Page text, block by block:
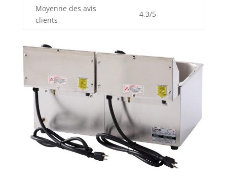
Moyenne des avis
clients
4,3/5